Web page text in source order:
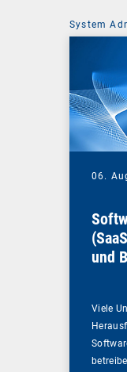
System
06.
und
Viele